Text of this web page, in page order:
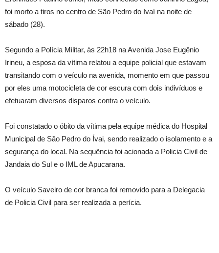
foi morto a tiros no centro de São Pedro do Ivaí na noite de
sábado (28).
Segundo a Polícia Militar, às 22h18 na Avenida Jose Eugênio
Irineu, a esposa da vítima relatou a equipe policial que estavam
transitando com o veículo na avenida, momento em que passou
por eles uma motocicleta de cor escura com dois indivíduos e
efetuaram diversos disparos contra o veículo.
Foi constatado o óbito da vítima pela equipe médica do Hospital
Municipal de São Pedro do Ívai, sendo realizado o isolamento e a
segurança do local. Na sequência foi acionada a Policia Civil de
Jandaia do Sul e o IML de Apucarana.
O veículo Saveiro de cor branca foi removido para a Delegacia
de Policia Civil para ser realizada a perícia.